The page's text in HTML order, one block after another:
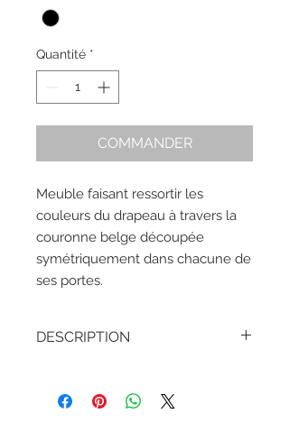
Quantité *
COMMANDER
Meuble faisant ressortir les
couleurs du drapeau à travers la
couronne belge découpée
symétriquement dans chacune de
ses portes.
DESCRIPTION
140 cm / 55,1 in
PROFONDEUR -35 cm / 13,8 in